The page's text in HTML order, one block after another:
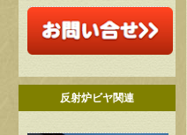
反射炉ビヤ関連